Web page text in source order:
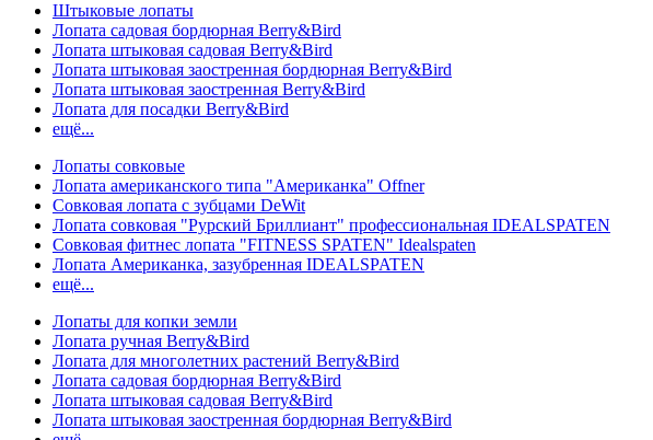
Штыковые лопаты
Лопата садовая бордюрная Berry&Bird
Лопата штыковая садовая Berry&Bird
Лопата штыковая заостренная бордюрная Berry&Bird
Лопата штыковая заостренная Berry&Bird
Лопата для посадки Berry&Bird
ещё...
Лопаты совковые
Лопата американского типа "Американка" Offner
Совковая лопата с зубцами DeWit
Лопата совковая "Рурский Бриллиант" профессиональная IDEALSPATEN
Совковая фитнес лопата "FITNESS SPATEN" Idealspaten
Лопата Американка, зазубренная IDEALSPATEN
ещё...
Лопаты для копки земли
Лопата ручная Berry&Bird
Лопата для многолетних растений Berry&Bird
Лопата садовая бордюрная Berry&Bird
Лопата штыковая садовая Berry&Bird
Лопата штыковая заостренная бордюрная Berry&Bird